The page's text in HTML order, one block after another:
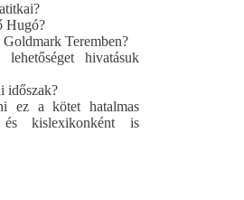
Hugó?
Teremben?
hivatásuk
időszak?
ez a kötet hatalmas
és kislexikonként is